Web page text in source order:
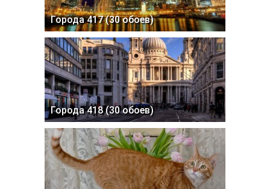
Города 417 (30 обоев)
Города 418 (30 обоев)